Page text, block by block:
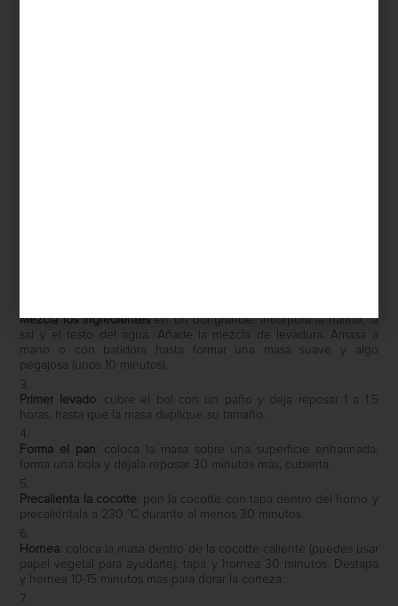
Mezcla los ingredientesen un bol grande: incorpora la harina, la
sal y el resto del agua. Añade la mezcla de levadura. Amasa a
mano o con batidora hasta formar una masa suave y algo
pegajosa (unos 10 minutos).
Primer levado: cubre el bol con un paño y deja reposar 1 a 1.5
horas, hasta que la masa duplique su tamaño.
Forma el pan: coloca la masa sobre una superficie enharinada,
forma una bola y déjala reposar 30 minutos más, cubierta.
Precalienta la cocotte: pon la cocotte con tapa dentro del horno y
precaliéntala a 230 °C durante al menos 30 minutos.
Hornea: coloca la masa dentro de la cocotte caliente (puedes usar
papel vegetal para ayudarte), tapa y hornea 30 minutos. Destapa
y hornea 10-15 minutos más para dorar la corteza.